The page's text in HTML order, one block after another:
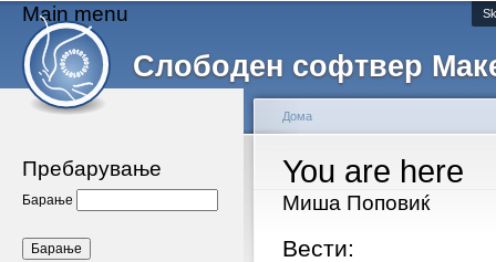
Слободен софтвер
Main menu
Пребарување
Барање
You are here
Дома
Миша Поповиќ
Вести: